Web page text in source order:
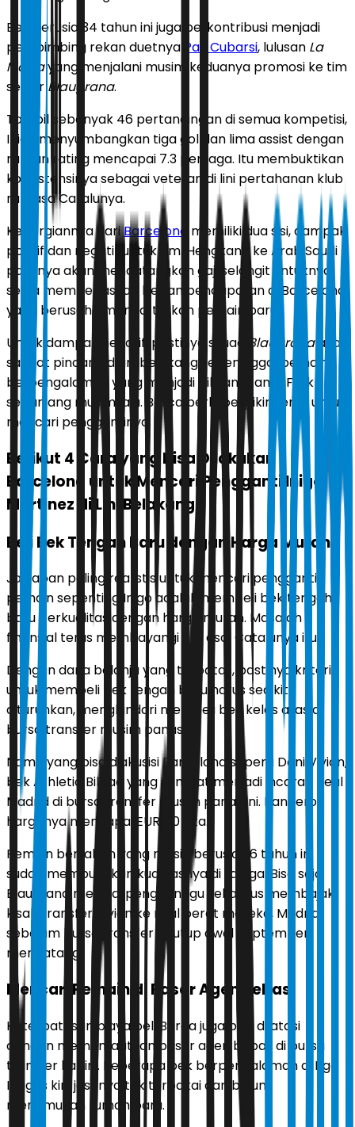
Bek berusia 34 tahun ini juga berkontribusi menjadi
pembimbing rekan duetnya Pau Cubarsi, lulusan La
Masiayang menjalani musim keduanya promosi ke tim
senior Blaugrana.
Tampil sebanyak 46 pertandingan di semua kompetisi,
Inigo menyumbangkan tiga gol dan lima assist dengan
rataan rating mencapai 7.3 per laga. Itu membuktikan
konsistensinya sebagai veteran di lini pertahanan klub
raksasa Catalunya.
Kepergiannya dariBarcelona memiliki dua sisi, dampak
positif dan negatif untuk tim. Hengkang ke Arab Saudi
pastinya akan mendatangkan gaji selangit untuknya,
serta membebaskan beban pendapatan di Barcelona
yang berusaha mendaftarkan pemain baru.
Untuk dampak negatif, pastinya skuad
Blaugrana akan
sangat pincang di lini belakang sepeninggal pemain
berpengalaman yang menjadi pilihan utama Flick
sepanjang musim lalu. Barca perlu berpikir keras untuk
mencari penggantinya.
Berikut 4 Cara yang bisa Dilakukan
Barcelona untuk Mencari Pengganti Inigo
Martinez di Lini Belakang
Beli Bek Tengah Baru dengan Harga Murah
Jawaban paling realistis untuk mencari pengganti
pemain sepenting Inigo adalah membeli bek tengah
baru berkualitas dengan harga murah. Masalah
finansial terus membayangi tim asal Catalunya itu.
Dengan dana belanja yang terbatas, pastinya kriteria
untuk membeli bek tengah baru harus sedikit
diturunkan, menghindari membeli bek kelas atas di
bursa transfer musim panas ini.
Nama yang bisa diakusisi Barcelona seperti Dani Vivian,
bek Athletic Bilbao yang sempat menjadi incaran Real
Madrid di bursa transfer musim panas ini. Banderol
harganya mencapai EUR 40 juta.
Pemain bertahan yang masih berusia 26 tahun ini
sudah membuktikan kualitasnya di La Liga. Bisa saja
Blaugrana menjadi pengganggu sekaligus membajak
kisah transfer Vivian ke rival berat mereka, Madrid,
sebelum bursa transfer ditutup awal September
mendatang.
Mencari Pemain di Pasar Agen Bebas
Keterbatasan biaya beli Barca juga bisa di atasi
dengan memanfaatkan pasar agen bebas di bursa
transfer kali ini. Beberapa bek berpengalaman di Liga
Inggris kini jasanya tak terpakai dan belum
menemukan rumah baru.